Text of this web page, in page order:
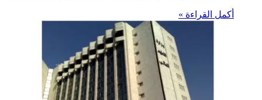
أكمل القراءة »